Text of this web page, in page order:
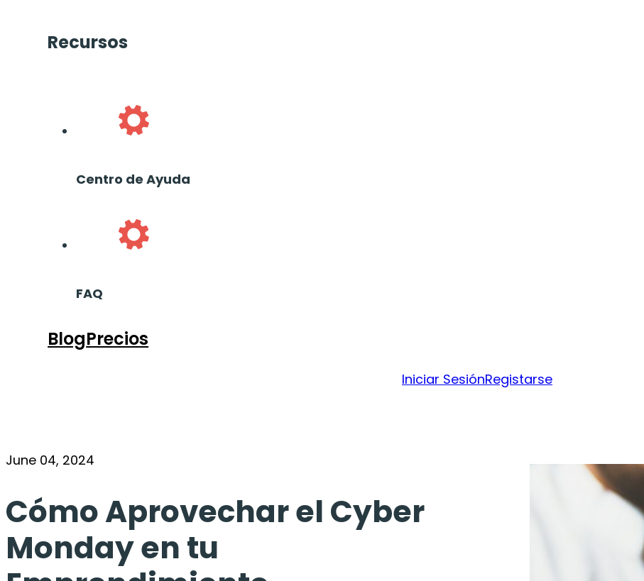
Recursos
Centro de Ayuda
FAQ
BlogPrecios
Iniciar SesiónRegistarse
June 04, 2024
Cómo Aprovechar el Cyber
Monday en tu